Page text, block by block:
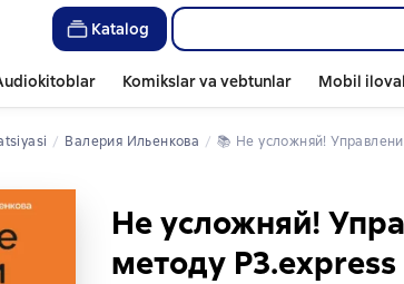
Katalog
Komikslar va vebtunlar Mobil
Валерия Ильенкова 📚 Не усложняй!
Не усложняй!
методу P3.express